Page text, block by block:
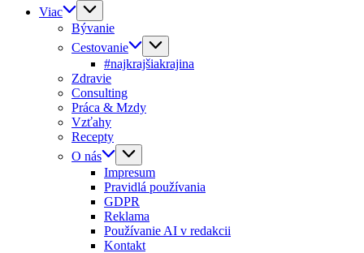
Viac
Bývanie
Cestovanie
#najkrajšiakrajina
Zdravie
Consulting
Práca & Mzdy
Vzťahy
Recepty
O nás
Impresum
Pravidlá používania
GDPR
Reklama
Používanie AI v redakcii
Kontakt